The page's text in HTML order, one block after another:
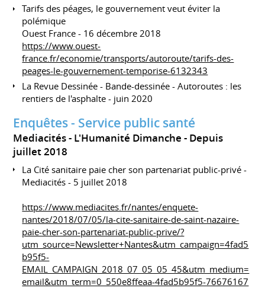
Tarifs des péages, le gouvernement veut éviter la
polémique
Ouest France - 16 décembre 2018
https://www.ouest-
france.fr/economie/transports/autoroute/tarifs-des-
peages-le-gouvernement-temporise-6132343
La Revue Dessinée - Bande-dessinée - Autoroutes : les
rentiers de l'asphalte - juin 2020
Enquêtes - Service public santé
Mediacités - L'Humanité Dimanche
Depuis
juillet 2018
La Cité sanitaire paie cher son partenariat public-privé -
Mediacités - 5 juillet 2018
https://www.mediacites.fr/nantes/enquete-
nantes/2018/07/05/la-cite-sanitaire-de-saint-nazaire-
paie-cher-son-partenariat-public-prive/?
utm_source=Newsletter+Nantes&utm_campaign=4fad5
b95f5-
EMAIL_CAMPAIGN_2018_07_05_05_45&utm_medium=
email&utm_term=0_550e8ffeaa-4fad5b95f5-76676167